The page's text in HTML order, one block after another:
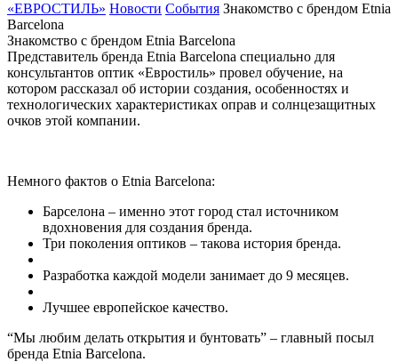
«ЕВРОСТИЛЬ» Новости События Знакомство с брендом Etnia
Barcelona
Знакомство с брендом Etnia Barcelona
Представитель бренда Etnia Barcelona специально для
консультантов оптик «Евростиль» провел обучение, на
котором рассказал об истории создания, особенностях и
технологических характеристиках оправ и солнцезащитных
очков этой компании.
Немного фактов о Etnia Barcelona:
Барселона – именно этот город стал источником
вдохновения для создания бренда.
Три поколения оптиков – такова история бренда.
Разработка каждой модели занимает до 9 месяцев.
Лучшее европейское качество.
“Мы любим делать открытия и бунтовать” – главный посыл
бренда Etnia Barcelona.